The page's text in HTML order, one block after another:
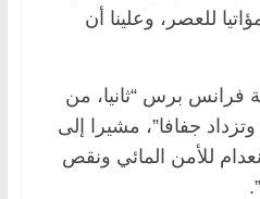
للعصر، وعلينا أن
فرانس برس “ثانيا، من
جفافا”، مشيرا إلى
للأمن المائي ونقص